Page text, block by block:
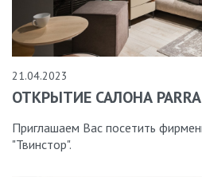
21.04.2023
ОТКРЫТИЕ САЛОНА
Приглашаем Вас посетить
"Твинстор".